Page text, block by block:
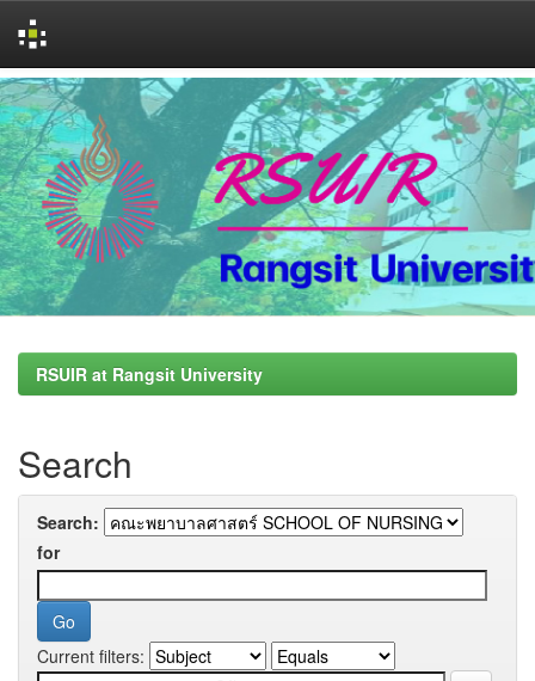
Skip
navigation
RSUIR at Rangsit University
Search
Search:
for
Current filters: